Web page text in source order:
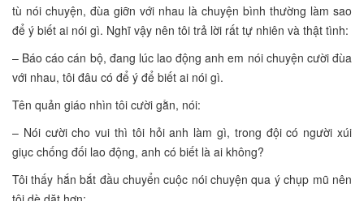
tù nói chuyện, đùa giỡn với nhau là chuyện bình thường làm sao
để ý biết ai nói gì. Nghĩ vậy nên tôi trả lời rất tự nhiên và thật tình:
– Báo cáo cán bộ, đang lúc lao động anh em nói chuyện cười đùa
với nhau, tôi đâu có để ý để biết ai nói gì.
Tên quản giáo nhìn tôi cười gằn, nói:
– Nói cười cho vui thì tôi hỏi anh làm gì, trong đội có người xúi
giục chống đối lao động, anh có biết là ai không?
Tôi thấy hắn bắt đầu chuyển cuộc nói chuyện qua ý chụp mũ nên